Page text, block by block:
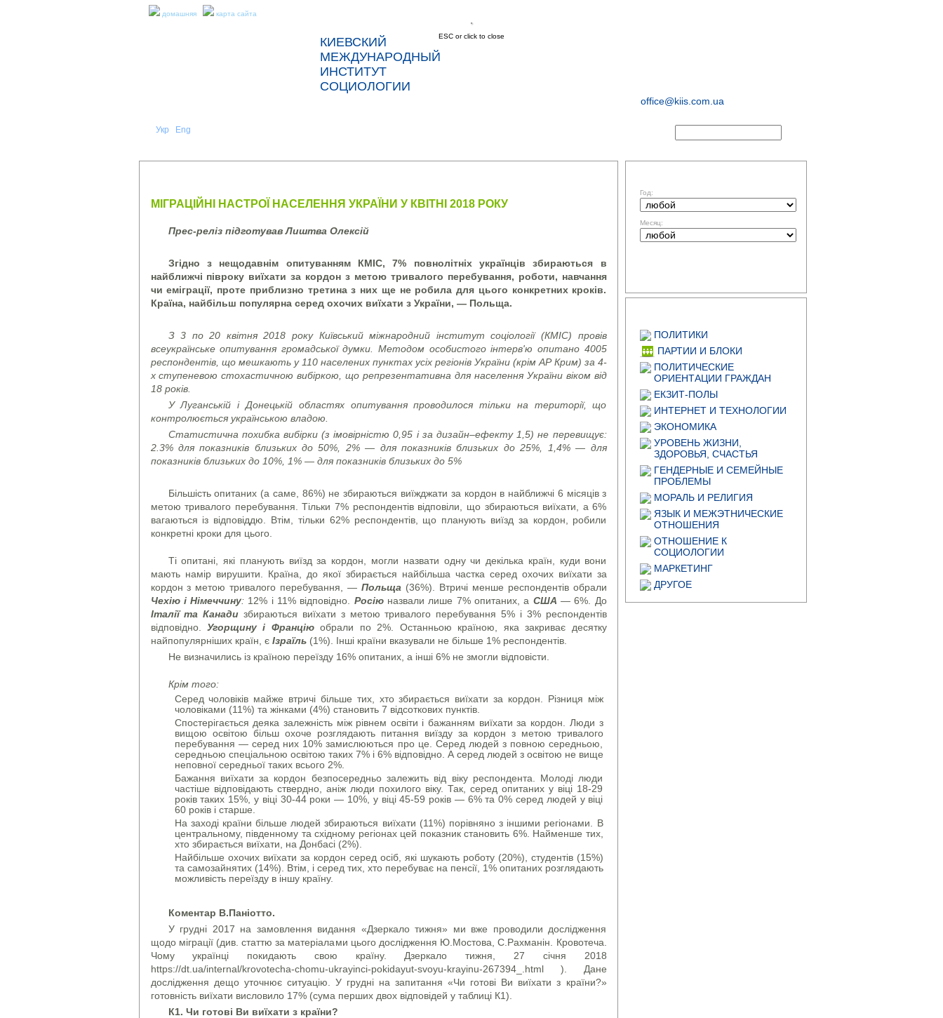
домашняя карта сайта
КИЕВСКИЙ
МЕЖДУНАРОДНЫЙ
ИНСТИТУТ
СОЦИОЛОГИИ
office@kiis.com.ua
Укр Eng
ESC or click to close
МІГРАЦІЙНІ НАСТРОЇ НАСЕЛЕННЯ УКРАЇНИ У КВІТНІ 2018 РОКУ
Прес-реліз підготував Лиштва Олексій
Згідно з нещодавнім опитуванням КМІС, 7% повнолітніх українців збираються в
найближчі півроку виїхати за кордон з метою тривалого перебування, роботи, навчання
чи еміграції, проте приблизно третина з них ще не робила для цього конкретних кроків.
Країна, найбільш популярна серед охочих виїхати з України, — Польща.
З 3 по 20 квітня 2018 року Київський міжнародний інститут соціології (КМІС) провів
всеукраїнське опитування громадської думки. Методом особистого інтерв'ю опитано 4005
респондентів, що мешкають у 110 населених пунктах усіх регіонів України (крім АР Крим) за 4-
х ступеневою стохастичною вибіркою, що репрезентативна для населення України віком від
18 років.
У Луганській і Донецькій областях опитування проводилося тільки на території, що
контролюється українською владою.
Статистична похибка вибірки (з імовірністю 0,95 і за дизайн–ефекту 1,5) не перевищує:
2. 3% для показників близьких до 50%, 2% — для показників близьких до 25%, 1,4% — для
показників близьких до 10%, 1% — для показників близьких до 5%
Більшість опитаних (а саме, 86%) не збираються виїжджати за кордон в найближчі 6 місяців з
метою тривалого перебування. Тільки 7% респондентів відповіли, що збираються виїхати, а 6%
вагаються із відповіддю. Втім, тільки 62% респондентів, що планують виїзд за кордон, робили
конкретні кроки для цього.
Ті опитані, які планують виїзд за кордон, могли назвати одну чи декілька країн, куди вони
мають намір вирушити. Країна, до якої збирається найбільша частка серед охочих виїхати за
кордон з метою тривалого перебування, — Польща (36%). Втричі менше респондентів обрали
Чехію і Німеччину: 12% і 11% відповідно. Росіюназвали лише 7% опитаних, а США — 6%. До
Італії та Канади збираються виїхати з метою тривалого перебування 5% і 3% респондентів
відповідно. Угорщину і Франціюобрали по 2%. Останньою країною, яка закриває десятку
найпопулярніших країн, є Ізраїль(1%). Інші країни вказували не більше 1% респондентів.
Не визначились із країною переїзду 16% опитаних, а інші 6% не змогли відповісти.
Крім того:
Серед чоловіків майже втричі більше тих, хто збирається виїхати за кордон. Різниця між
чоловіками (11%) та жінками (4%) становить 7 відсоткових пунктів.
Спостерігається деяка залежність між рівнем освіти і бажанням виїхати за кордон. Люди з
вищою освітою більш охоче розглядають питання виїзду за кордон з метою тривалого
перебування — серед них 10% замислюються про це. Серед людей з повною середньою,
середньою спеціальною освітою таких 7% і 6% відповідно. А серед людей з освітою не вище
неповної середньої таких всього 2%.
Бажання виїхати за кордон безпосередньо залежить від віку респондента. Молоді люди
частіше відповідають ствердно, аніж люди похилого віку. Так, серед опитаних у віці 18-29
років таких 15%, у віці 30-44 роки — 10%, у віці 45-59 років — 6% та 0% серед людей у віці
60 років і старше.
На заході країни більше людей збираються виїхати (11%) порівняно з іншими регіонами. В
центральному, південному та східному регіонах цей показник становить 6%. Найменше тих,
хто збирається виїхати, на Донбасі (2%).
Найбільше охочих виїхати за кордон серед осіб, які шукають роботу (20%), студентів (15%)
та самозайнятих (14%). Втім, і серед тих, хто перебуває на пенсії, 1% опитаних розглядають
можливість переїзду в іншу країну.
Коментар В.Паніотто.
У грудні 2017 на замовлення видання «Дзеркало тижня» ми вже проводили дослідження
щодо міграції (див. статтю за матеріалами цього дослідження Ю.Мостова, С.Рахманін. Кровотеча.
Чому українці покидають свою країну. Дзеркало тижня, 27 січня 2018
https://dt.ua/internal/krovotecha-chomu-ukrayinci-pokidayut-svoyu-krayinu-267394_.html ). Дане
дослідження дещо уточнює ситуацію. У грудні на запитання «Чи готові Ви виїхати з країни?»
готовність виїхати висловило 17% (сума перших двох відповідей у таблиці К1).
К1. Чи готові Ви виїхати з країни?
Год:
Месяц:
ПОЛИТИКИ
ПАРТИИ И БЛОКИ
ПОЛИТИЧЕСКИЕ
ОРИЕНТАЦИИ ГРАЖДАН
ЕКЗИТ-ПОЛЫ
ИНТЕРНЕТ И ТЕХНОЛОГИИ
ЭКОНОМИКА
УРОВЕНЬ ЖИЗНИ,
ЗДОРОВЬЯ, СЧАСТЬЯ
ГЕНДЕРНЫЕ И СЕМЕЙНЫЕ
ПРОБЛЕМЫ
МОРАЛЬ И РЕЛИГИЯ
ЯЗЫК И МЕЖЭТНИЧЕСКИЕ
ОТНОШЕНИЯ
ОТНОШЕНИЕ К
СОЦИОЛОГИИ
МАРКЕТИНГ
ДРУГОЕ